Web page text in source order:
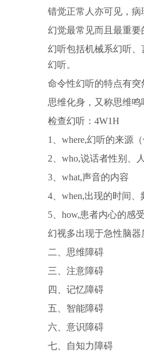
错觉正常人亦可见，病
幻觉最常见而且最重要
幻听包括机械系幻听
幻听。
命令性幻听的特点有突
思维化身，又称思维
检查幻听：4W1H
1、where,幻听的来源
2、who,说话者性别、
3、what,声音的内容
4、when,出现的时间、
5、how,患者内心的感受
幻视多出现于急性脑
二、思维障碍
三、注意障碍
四、记忆障碍
五、智能障碍
六、意识障碍
七、自知力障碍